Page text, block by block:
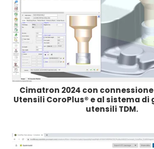
Cimatron 2024 con
Utensili CoroPlus® e al sistema di
utensili TDM.